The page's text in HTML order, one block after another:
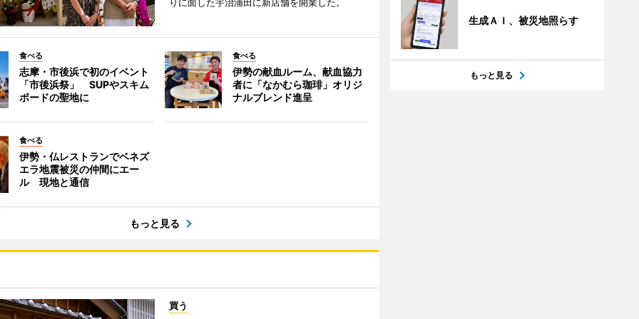
食べる
志摩・市後浜で初のイベント
「市後浜祭」 SUPやスキム
ボードの聖地に
食べる
伊勢の献血ルーム、献血協力
者に「なかむら珈琲」オリジ
ナルブレンド進呈
食べる
伊勢・仏レストランでベネズ
エラ地震被災の仲間にエー
ル 現地と通信
もっと見る
買う
生成ＡＩ、被災地照らす
もっと見る